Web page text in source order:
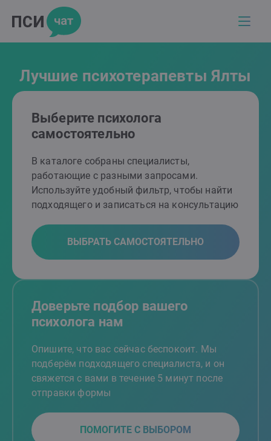
Лучшие психотерапевты Ялты
Выберите психолога
самостоятельно
В каталоге собраны специалисты,
работающие с разными запросами.
Используйте удобный фильтр, чтобы найти
подходящего и записаться на консультацию
ВЫБРАТЬ САМОСТОЯТЕЛЬНО
Доверьте подбор вашего
психолога нам
Опишите, что вас сейчас беспокоит. Мы
подберём подходящего специалиста, и он
свяжется с вами в течение 5 минут после
отправки формы
ПОМОГИТЕ С ВЫБОРОМ